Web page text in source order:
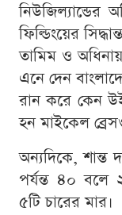
নিউজিল্যান্ডের
ফিল্ডিংয়ের
তামিম ও
এনে দেন
রান করে কেন
হন মাইকেল
অন্যদিকে, শান্ত
পর্যন্ত ৪০ বলে
৫টি চারের মার।